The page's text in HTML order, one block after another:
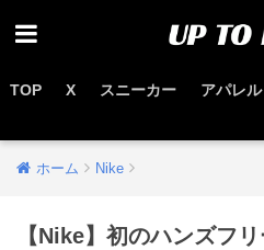
TOP X スニーカー アパレル
ホーム Nike
【Nike】初のハンズフ